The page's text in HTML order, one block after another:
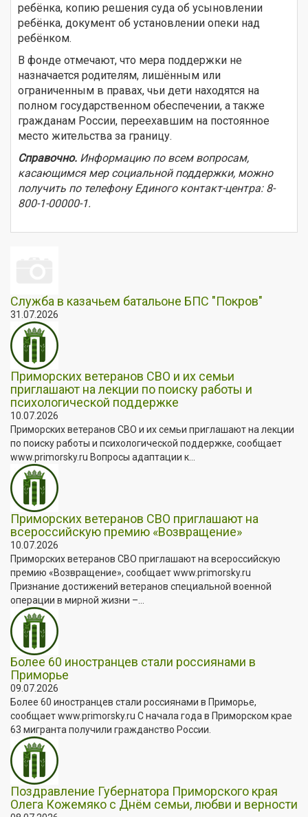
ребёнка, копию решения суда об усыновлении
ребёнка, документ об установлении опеки над
ребёнком.
В фонде отмечают, что мера поддержки не
назначается родителям, лишённым или
ограниченным в правах, чьи дети находятся на
полном государственном обеспечении, а также
гражданам России, переехавшим на постоянное
место жительства за границу.
Справочно. Информацию по всем вопросам,
касающимся мер социальной поддержки, можно
получить по телефону Единого контакт-центра: 8-
800-1-00000-1.
Служба в казачьем батальоне БПС "Покров"
31.07.2026
Приморских ветеранов СВО и их семьи
приглашают на лекции по поиску работы и
психологической поддержке
10.07.2026
Приморских ветеранов СВО и их семьи приглашают на лекции
по поиску работы и психологической поддержке, сообщает
www.primorsky.ru Вопросы адаптации к...
Приморских ветеранов СВО приглашают на
всероссийскую премию «Возвращение»
10.07.2026
Приморских ветеранов СВО приглашают на всероссийскую
премию «Возвращение», сообщает www.primorsky.ru
Признание достижений ветеранов специальной военной
операции в мирной жизни –...
Более 60 иностранцев стали россиянами в
Приморье
09.07.2026
Более 60 иностранцев стали россиянами в Приморье,
сообщает www.primorsky.ru С начала года в Приморском крае
63 мигранта получили гражданство России.
Поздравление Губернатора Приморского края
Олега Кожемяко с Днём семьи, любви и верности